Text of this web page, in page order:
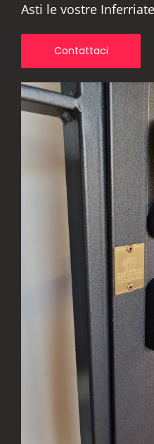
Asti le vostre
Contattaci